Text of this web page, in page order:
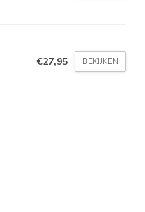
€27,95 BEKIJKEN